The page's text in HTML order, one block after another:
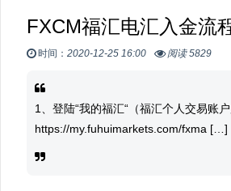
FXCM福汇电汇入金流
时间： 2020-12-25 16:00 阅读 5829
1、登陆“我的福汇“（福汇个人交易账户
https://my.fuhuimarkets.com/fxma […]